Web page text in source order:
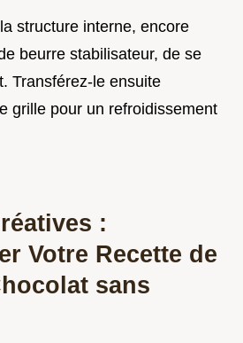
structure interne, encore
beurre stabilisateur, de se
Transférez-le ensuite
grille pour un refroidissement
:
Votre Recette de
sans